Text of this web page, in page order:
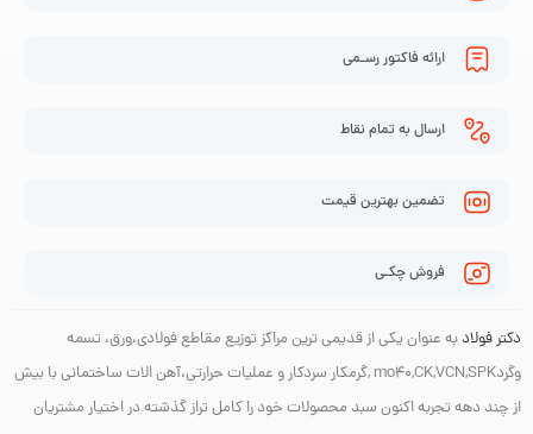
ارائه فاکتور رسـمی
ارسال به تمام نقاط
تضمین بهترین قیمت
فروش چکـی
دکتر فولاد به عنوان یکی از قدیمی ترین مراکز توزیع مقاطع فولادی،ورق، تسمه
وگردmo40,CK,VCN,SPK ,گرمکار سردکار و عملیات حرارتی،آهن الات ساختمانی با بیش
از چند دهه تجربه اکنون سبد محصولات خود را کامل تراز گذشته در اختیار مشتریان